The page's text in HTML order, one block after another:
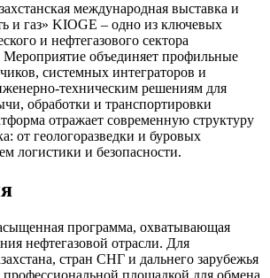
международная выставка и
и газ» KIOGE – одно из ключевых
и нефтегазового сектора
объединяет профильные
системных интеграторов и
решениям для
обработки и транспортировки
отражает современную структуру
от геологоразведки и буровых
логистики и безопасности.
программа, охватывающая
нефтегазовой отрасли. Для
стран СНГ и дальнего зарубежья